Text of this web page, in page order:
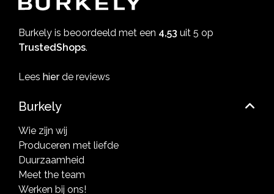
Burkely is beoordeeld met een 4,53 uit 5 op
TrustedShops.
Lees hierde reviews
Burkely
Wie zijn wij
Produceren met liefde
Duurzaamheid
Meet the team
Werken bij ons!